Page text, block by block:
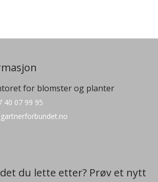
for blomster og planter
40 07 99 95
du lette etter? Prøv et nytt